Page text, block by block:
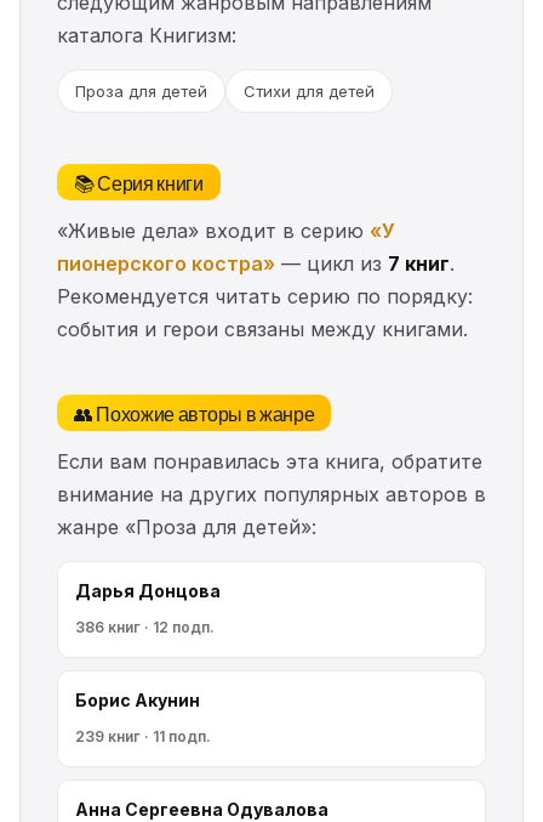
каталога Книгизм:
Проза для детей Стихи для детей
📚 Серия книги
«Живые дела» входит в серию «У
пионерского костра» — цикл из 7 книг.
Рекомендуется читать серию по порядку:
события и герои связаны между книгами.
👥 Похожие авторы в жанре
Если вам понравилась эта книга, обратите
внимание на других популярных авторов в
жанре «Проза для детей»:
Дарья Донцова
386 книг · 12 подп.
Борис Акунин
239 книг · 11 подп.
Анна Сергеевна Одувалова